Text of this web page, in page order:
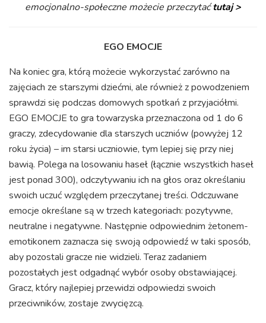
emocjonalno-społeczne możecie przeczytaćtutaj >
EGO EMOCJE
Na koniec gra, którą możecie wykorzystać zarówno na
zajęciach ze starszymi dziećmi, ale również z powodzeniem
sprawdzi się podczas domowych spotkań z przyjaciółmi.
EGO EMOCJE to gra towarzyska przeznaczona od 1 do 6
graczy, zdecydowanie dla starszych uczniów (powyżej 12
roku życia) – im starsi uczniowie, tym lepiej się przy niej
bawią. Polega na losowaniu haseł (łącznie wszystkich haseł
jest ponad 300), odczytywaniu ich na głos oraz określaniu
swoich uczuć względem przeczytanej treści. Odczuwane
emocje określane są w trzech kategoriach: pozytywne,
neutralne i negatywne. Następnie odpowiednim żetonem-
emotikonem zaznacza się swoją odpowiedź w taki sposób,
aby pozostali gracze nie widzieli. Teraz zadaniem
pozostałych jest odgadnąć wybór osoby obstawiającej.
Gracz, który najlepiej przewidzi odpowiedzi swoich
przeciwników, zostaje zwycięzcą.